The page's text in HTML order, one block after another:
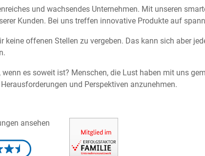
und wachsendes Unternehmen. Mit unseren
Kunden. Bei uns treffen innovative Produkte auf
keine offenen Stellen zu vergeben. Das kann sich aber
wenn es soweit ist? Menschen, die Lust haben mit uns
und Perspektiven anzunehmen.
ansehen